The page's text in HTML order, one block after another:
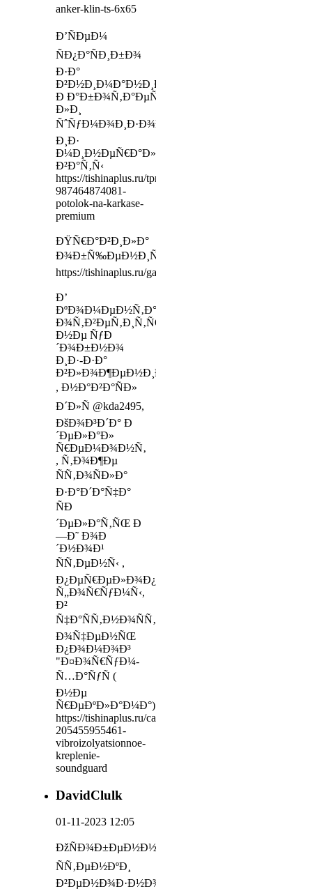
anker-klin-ts-6x65
Ð’ÑÐµÐ¼
ÑÐ¿Ð°ÑÐ¸Ð±Ð¾
Ð·Ð°
Ð²Ð½Ð¸Ð¼Ð°Ð½Ð¸Ðµ!
Ð Ð°Ð±Ð¾Ñ‚Ð°ÐµÑ‚
Ð»Ð¸
ÑˆÑƒÐ¼Ð¾Ð¸Ð·Ð¾Ð»ÑÑ†Ð¸Ñ
Ð¸Ð·
Ð¼Ð¸Ð½ÐµÑ€Ð°Ð»ÑŒÐ½Ð¾Ð¹
Ð²Ð°Ñ‚Ñ‹
https://tishinaplus.ru/tproduct/485200039-
987464874081-
potolok-na-karkase-
premium
ÐŸÑ€Ð°Ð²Ð¸Ð»Ð°
Ð¾Ð±Ñ‰ÐµÐ½Ð¸Ñ
https://tishinaplus.ru/gallery
Ð’
ÐºÐ¾Ð¼ÐµÐ½Ñ‚Ð°Ñ…
Ð¾Ñ‚Ð²ÐµÑ‚Ð¸Ñ‚ÑŒ
Ð½Ðµ ÑƒÐ
´Ð¾Ð±Ð½Ð¾
Ð¸Ð·-Ð·Ð°
Ð²Ð»Ð¾Ð¶ÐµÐ½Ð¸Ð¹
, Ð½Ð°Ð²Ð°ÑÐ»
Ð´Ð»Ñ @kda2495,
ÐšÐ¾Ð³Ð´Ð° Ð
´ÐµÐ»Ð°Ð»
Ñ€ÐµÐ¼Ð¾Ð½Ñ‚
, Ñ‚Ð¾Ð¶Ðµ
ÑÑ‚Ð¾ÑÐ»Ð°
Ð·Ð°Ð´Ð°Ñ‡Ð°
ÑÐ
´ÐµÐ»Ð°Ñ‚ÑŒ Ð
—Ð˜ Ð¾Ð
´Ð½Ð¾Ð¹
ÑÑ‚ÐµÐ½Ñ‹ ,
Ð¿ÐµÑ€ÐµÐ»Ð¾Ð¿Ð°Ñ‚Ð¸Ð»
Ñ„Ð¾Ñ€ÑƒÐ¼Ñ‹,
Ð²
Ñ‡Ð°ÑÑ‚Ð½Ð¾ÑÑ‚Ð¸
Ð¾Ñ‡ÐµÐ½ÑŒ
Ð¿Ð¾Ð¼Ð¾Ð³
"Ð¤Ð¾Ñ€ÑƒÐ¼-
Ñ…Ð°ÑƒÑ (
Ð½Ðµ
Ñ€ÐµÐºÐ»Ð°Ð¼Ð°)
https://tishinaplus.ru/catalog/tproduct/475181561-
205455955461-
vibroizolyatsionnoe-
kreplenie-
soundguard
DavidClulk
01-11-2023 12:05
ÐžÑÐ¾Ð±ÐµÐ½Ð½Ð¾ÑÑ‚ÑŒÑŽ
ÑÑ‚ÐµÐ½ÐºÐ¸
Ð²ÐµÐ½Ð¾Ð·Ð½Ð¾Ð³Ð¾